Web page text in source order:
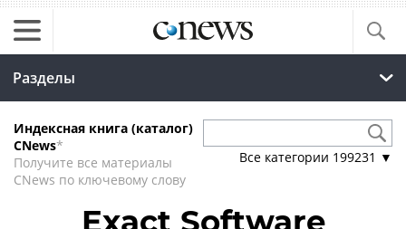
Разделы
Индексная книга (каталог)
CNews*
Получите все материалы
CNews по ключевому слову
Все категории 199231 ▼